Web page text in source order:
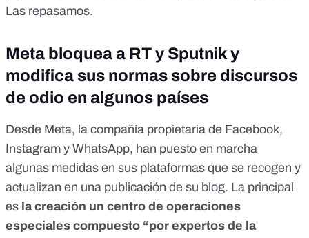
Las repasamos.
Meta bloquea a RT y Sputnik y
modifica sus normas sobre discursos
de odio en algunos países
Desde Meta, la compañía propietaria de Facebook,
Instagram y WhatsApp, han puesto en marcha
algunas medidas en sus plataformas que se recogen y
actualizan en una publicación de su blog. La principal
es la creación un centro de operaciones
especiales compuesto “por expertos de la